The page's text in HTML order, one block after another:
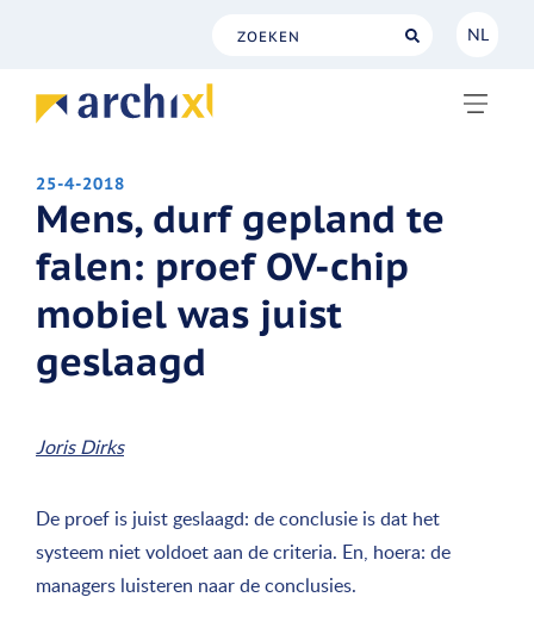
NL
25-4-2018
Mens, durf gepland te
falen: proef OV-chip
mobiel was juist
geslaagd
Joris Dirks
De proef is juist geslaagd: de conclusie is dat het
systeem niet voldoet aan de criteria. En, hoera: de
managers luisteren naar de conclusies.